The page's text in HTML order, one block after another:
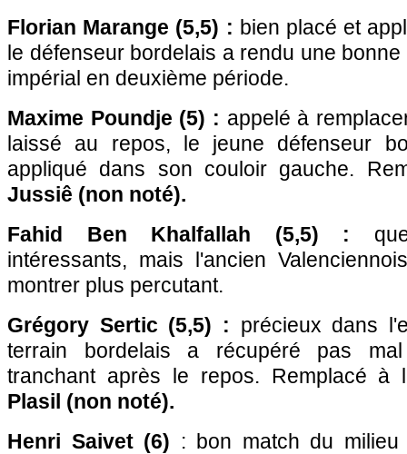
Florian Marange (5,5) : bien placé et
le défenseur bordelais a rendu une
impérial en deuxième période.
Maxime Poundje (5) : appelé à
laissé au repos, le jeune défenseur
appliqué dans son couloir gauche.
Jussiê (non noté).
Fahid Ben Khalfallah (5,5) :
intéressants, mais l'ancien
montrer plus percutant.
Grégory Sertic (5,5) : précieux dans
terrain bordelais a récupéré pas
tranchant après le repos. Remplacé
Plasil (non noté).
Henri Saivet (6) : bon match du milieu